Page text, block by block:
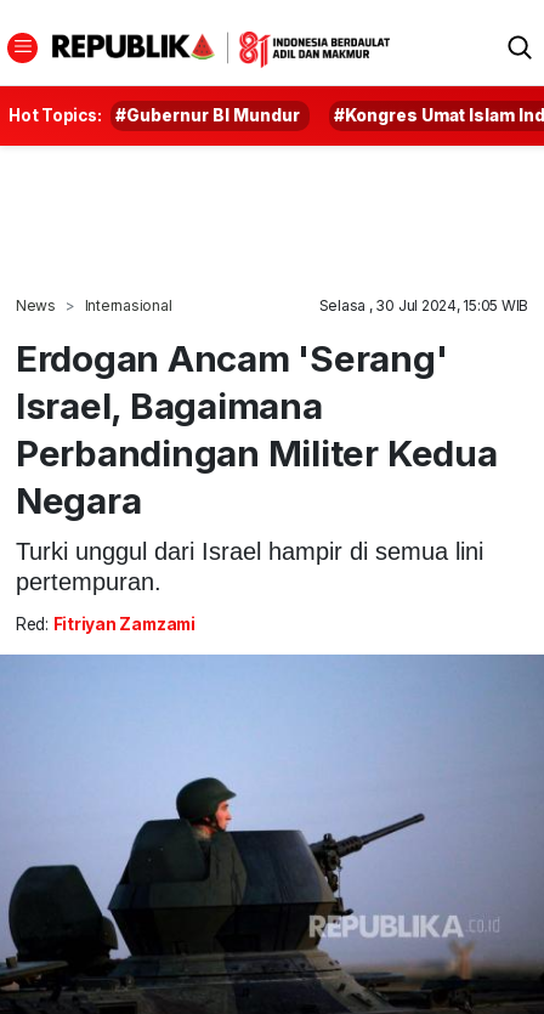
Hot Topics: #Gubernur BI Mundur #Kongres Umat Islam
News Internasional Selasa , 30 Jul 2024, 15:05 WIB
Erdogan Ancam 'Serang'
Israel, Bagaimana
Perbandingan Militer Kedua
Negara
Turki unggul dari Israel hampir di semua lini
pertempuran.
Red: Fitriyan Zamzami